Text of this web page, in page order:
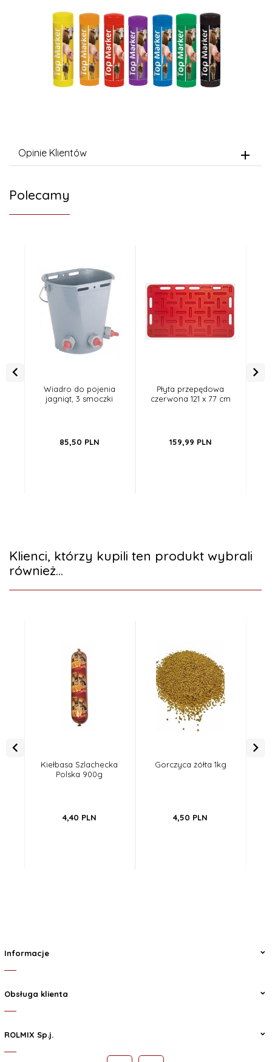
Opinie Klientów
Polecamy
Wiadro do pojenia
jagniąt, 3 smoczki
85,50 PLN
Płyta przepędowa
czerwona 121 x 77 cm
159,99 PLN
Klienci, którzy kupili ten produkt wybrali
również...
Kiełbasa Szlachecka
Polska 900g
4,40 PLN
Gorczyca żółta 1kg
4,50 PLN
Informacje
Obsługa klienta
ROLMIX Sp.j.